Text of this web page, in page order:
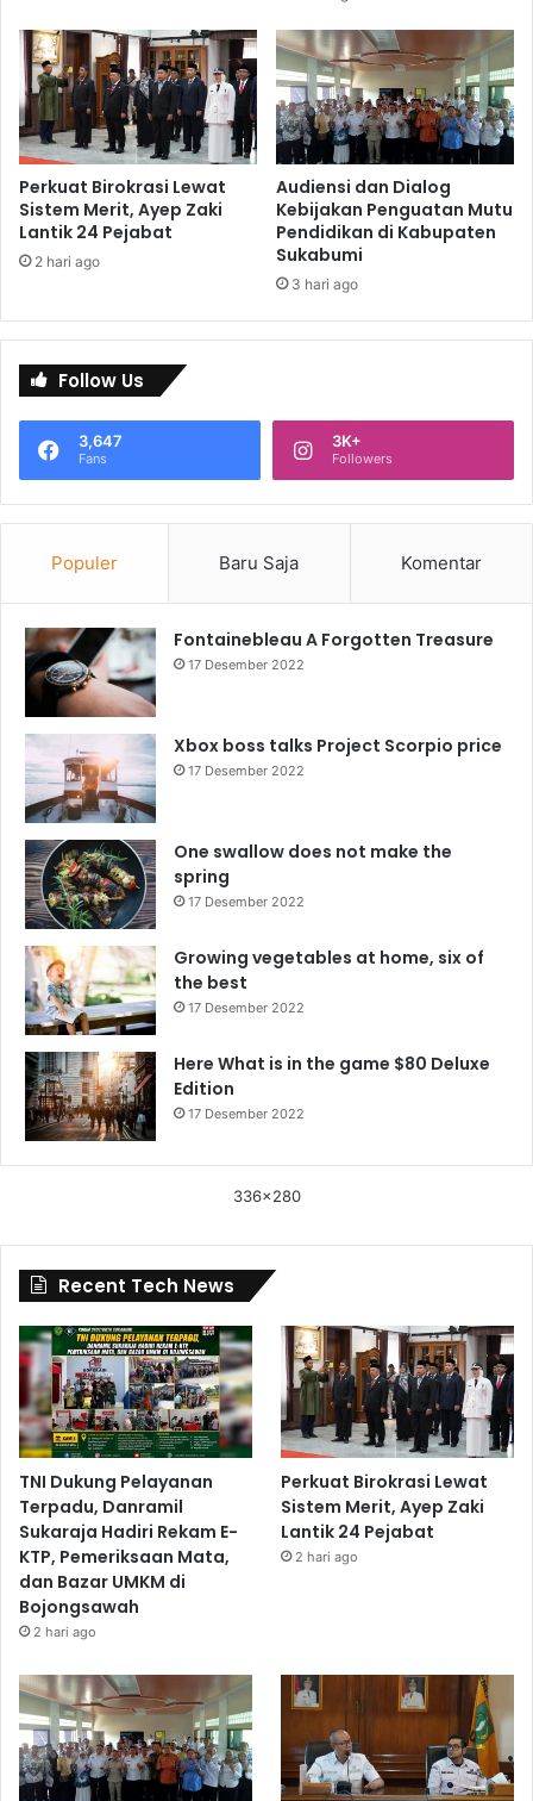
Perkuat Birokrasi Lewat
Sistem Merit, Ayep Zaki
Lantik 24 Pejabat
2 hari ago
Audiensi dan Dialog
Kebijakan Penguatan Mutu
Pendidikan di Kabupaten
Sukabumi
3 hari ago
Follow Us
3,647
Fans
3K+
Followers
Populer Baru Saja Komentar
Fontainebleau A Forgotten Treasure
17 Desember 2022
Xbox boss talks Project Scorpio price
17 Desember 2022
One swallow does not make the
spring
17 Desember 2022
Growing vegetables at home, six of
the best
17 Desember 2022
Here What is in the game $80 Deluxe
Edition
17 Desember 2022
336x280
Recent Tech News
TNI Dukung Pelayanan
Terpadu, Danramil
Sukaraja Hadiri Rekam E-
KTP, Pemeriksaan Mata,
dan Bazar UMKM di
Bojongsawah
2 hari ago
Perkuat Birokrasi Lewat
Sistem Merit, Ayep Zaki
Lantik 24 Pejabat
2 hari ago